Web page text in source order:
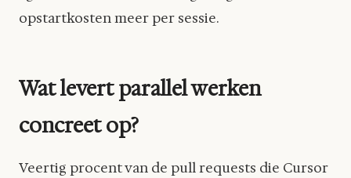
opstartkosten meer per sessie.
Wat levert parallel werken
concreet op?
Veertig procent van de pull requests die Cursor